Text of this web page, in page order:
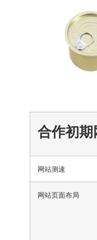
合作初
网站测速
网站页面布局